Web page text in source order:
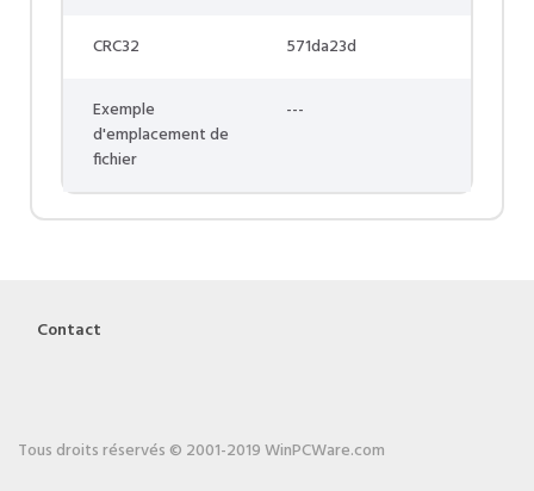
CRC32 571da23d
Exemple
d'emplacement de
fichier
---
Contact
Tous droits réservés © 2001-2019 WinPCWare.com